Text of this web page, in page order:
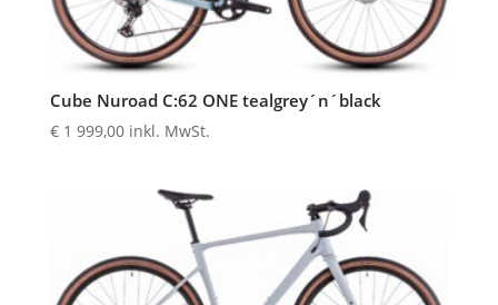
Cube Nuroad C:62 ONE tealgrey´n´black
€1 999,00 inkl. MwSt.